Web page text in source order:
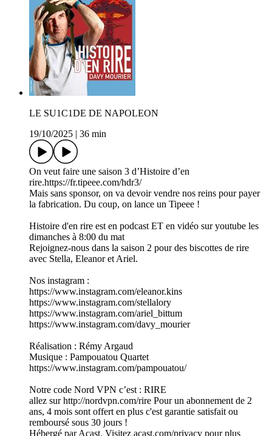
LE SU1C1DE DE NAPOLEON
19/10/2025
36 min
On veut faire une saison 3 d’Histoire d’en
rire.https://fr.tipeee.com/hdr3/
Mais sans sponsor, on va devoir vendre nos reins pour payer
la fabrication. Du coup, on lance un Tipeee !
Histoire d'en rire est en podcast ET en vidéo sur youtube les
dimanches à 8:00 du mat
Rejoignez-nous dans la saison 2 pour des biscottes de rire
avec Stella, Eleanor et Ariel.
Nos instagram :
https://www.instagram.com/eleanor.kins
https://www.instagram.com/stellalory
https://www.instagram.com/ariel_bittum
https://www.instagram.com/davy_mourier
Réalisation : Rémy Argaud
Musique : Pampouatou Quartet
https://www.instagram.com/pampouatou/
Notre code Nord VPN c’est : RIRE
allez sur http://nordvpn.com/rire Pour un abonnement de 2
ans, 4 mois sont offert en plus c'est garantie satisfait ou
remboursé sous 30 jours !
Hébergé par Acast. Visitez acast.com/privacy pour plus